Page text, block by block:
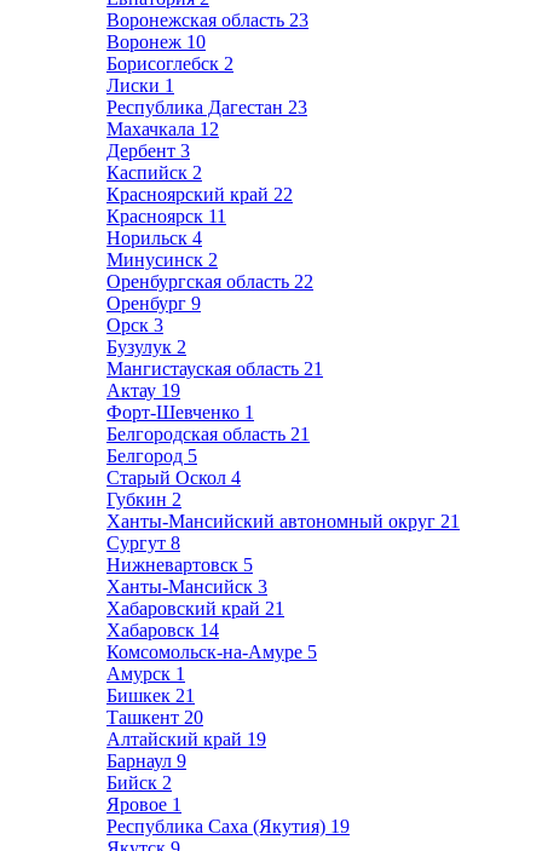
Воронежская область 23
Воронеж 10
Борисоглебск 2
Лиски 1
Республика Дагестан 23
Махачкала 12
Дербент 3
Каспийск 2
Красноярский край 22
Красноярск 11
Норильск 4
Минусинск 2
Оренбургская область 22
Оренбург 9
Орск 3
Бузулук 2
Мангистауская область 21
Актау 19
Форт-Шевченко 1
Белгородская область 21
Белгород 5
Старый Оскол 4
Губкин 2
Ханты-Мансийский автономный округ 21
Сургут 8
Нижневартовск 5
Ханты-Мансийск 3
Хабаровский край 21
Хабаровск 14
Комсомольск-на-Амуре 5
Амурск 1
Бишкек 21
Ташкент 20
Алтайский край 19
Барнаул 9
Бийск 2
Яровое 1
Республика Саха (Якутия) 19